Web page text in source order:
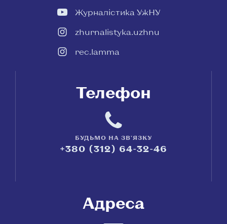
Журналістика УжНУ
zhurnalistyka.uzhnu
rec.lamma
Телефон
БУДЬМО НА ЗВ'ЯЗКУ
+380 (312) 64-32-46
Адреса